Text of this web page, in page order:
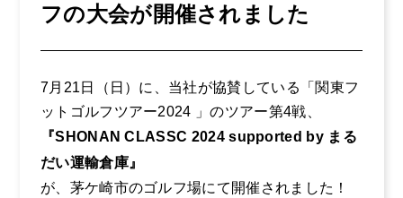
業務委託事業
会社案内
採用情報
境
お電話からのお問い合わせ
フの大会が開催されました
7月21日（日）に、当社が協賛している「関東フ
ットゴルフツアー2024 」のツアー第4戦、
『SHONAN CLASSC 2024 supported by まる
だい運輸倉庫』
が、茅ケ崎市のゴルフ場にて開催されました！